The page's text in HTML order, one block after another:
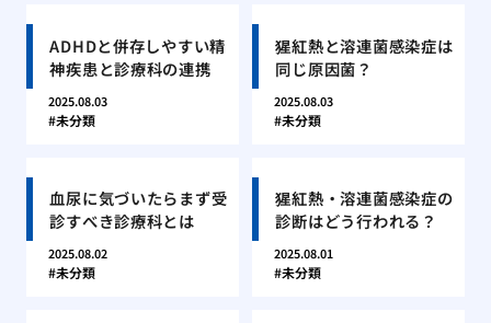
ADHDと併存しやすい精
神疾患と診療科の連携
2025.08.03
未分類
猩紅熱と溶連菌感染症は
同じ原因菌？
2025.08.03
未分類
血尿に気づいたらまず受
診すべき診療科とは
2025.08.02
未分類
猩紅熱・溶連菌感染症の
診断はどう行われる？
2025.08.01
未分類